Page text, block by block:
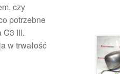
czy
potrzebne
C3 III.
w trwałość